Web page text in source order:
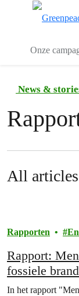
Onze
News &
All articles
Rapporten
Rapport:
fossiele
In het rapport